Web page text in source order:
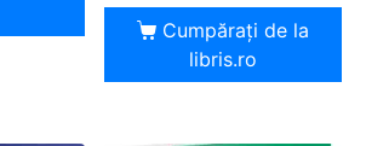
Cumpărați de la
libris.ro